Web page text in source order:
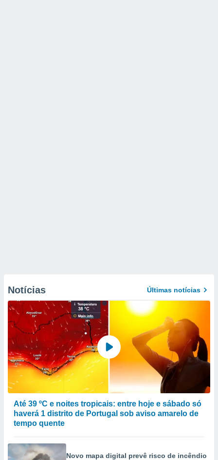
Notícias Últimas notícias
Até 39 ºC e noites tropicais: entre hoje e sábado só
haverá 1 distrito de Portugal sob aviso amarelo de
tempo quente
Novo mapa digital prevê risco de incêndio